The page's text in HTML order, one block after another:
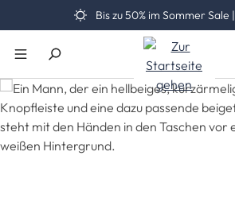
Zum Hauptinhalt springenBis zu 50% im Sommer Sale |
Bildergalerie überspringen